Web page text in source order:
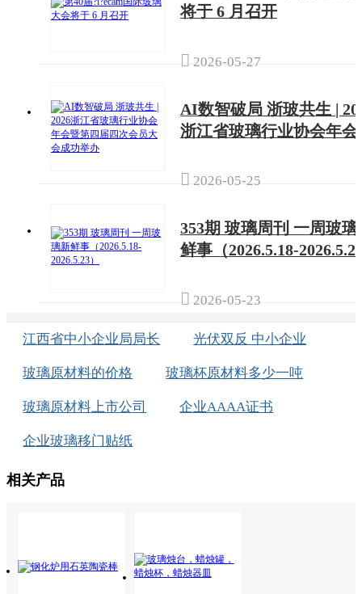
将于 6 月召开
 2026-05-27
AI数智破局 浙玻共生 |
浙江省玻璃行业协会年会
办
 2026-05-25
353期 玻璃周刊 一周玻璃
鲜事（2026.5.18-
 2026-05-23
江西省中小企业局局长 光伏双反 中小企业
玻璃原材料的价格 玻璃杯原材料多少一吨
玻璃原材料上市公司 企业AAAA证书
企业玻璃移门贴纸
相关产品